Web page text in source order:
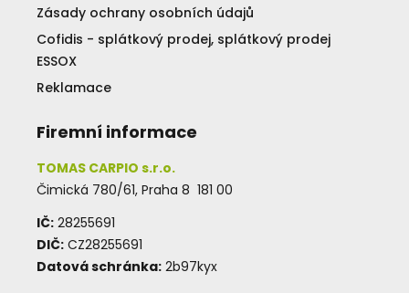
Zásady ochrany osobních údajů
Cofidis - splátkový prodej, splátkový prodej
ESSOX
Reklamace
Firemní informace
TOMAS CARPIO s.r.o.
Čimická 780/61, Praha 8 181 00
IČ: 28255691
DIČ: CZ28255691
Datová schránka: 2b97kyx